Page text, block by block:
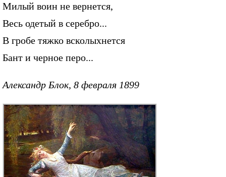
Милый воин не вернется,
Весь одетый в серебро...
В гробе тяжко всколыхнется
Бант и черное перо...
Александр Блок, 8 февраля 1899